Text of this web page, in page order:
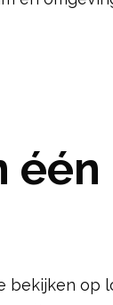
één
bekijken op